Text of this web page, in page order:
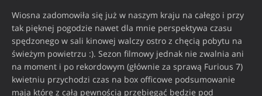
Wiosna zadomowiła się już w naszym kraju na całego i przy
tak pięknej pogodzie nawet dla mnie perspektywa czasu
spędzonego w sali kinowej walczy ostro z chęcią pobytu na
świeżym powietrzu :). Sezon filmowy jednak nie zwalnia ani
na moment i po rekordowym (głównie za sprawą Furious 7)
kwietniu przychodzi czas na box officowe podsumowanie
maja które z całą pewnością przebiegać będzie pod